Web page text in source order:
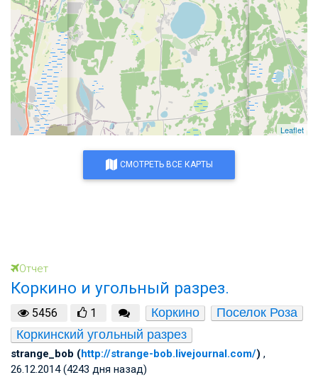
Leaflet
СМОТРЕТЬ ВСЕ КАРТЫ
Отчет
Коркино и угольный разрез.
5456 1 Коркино
Поселок Роза
Коркинский угольный разрез
strange_bob (http://strange-bob.livejournal.com/) ,
26.12.2014 (4243 дня назад)